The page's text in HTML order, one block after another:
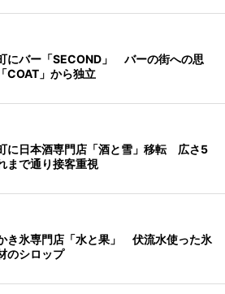
にバー「SECOND」 バーの街への思
COAT」から独立
に日本酒専門店「酒と雪」移転 広さ5
まで通り接客重視
き氷専門店「水と果」 伏流水使った氷
のシロップ